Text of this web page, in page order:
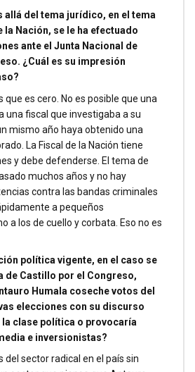
allá del tema jurídico, en el tema
la Nación, se le ha efectuado
ante el Junta Nacional de
¿Cuál es su impresión
que es cero. No es posible que una
una fiscal que investigaba a su
mismo año haya obtenido una
La Fiscal de la Nación tiene
y debe defenderse. El tema de
muchos años y no hay
contra las bandas criminales
a pequeños
a los de cuello y corbata. Eso no es
política vigente, en el caso se
de Castillo por el Congreso,
Humala coseche votos del
elecciones con su discurso
clase política o provocaría
e inversionistas?
del sector radical en el país sin